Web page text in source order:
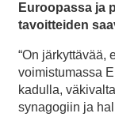
Euroopassa ja
tavoitteiden
“On järkyttävää,
voimistumassa
kadulla,
synagogiin ja